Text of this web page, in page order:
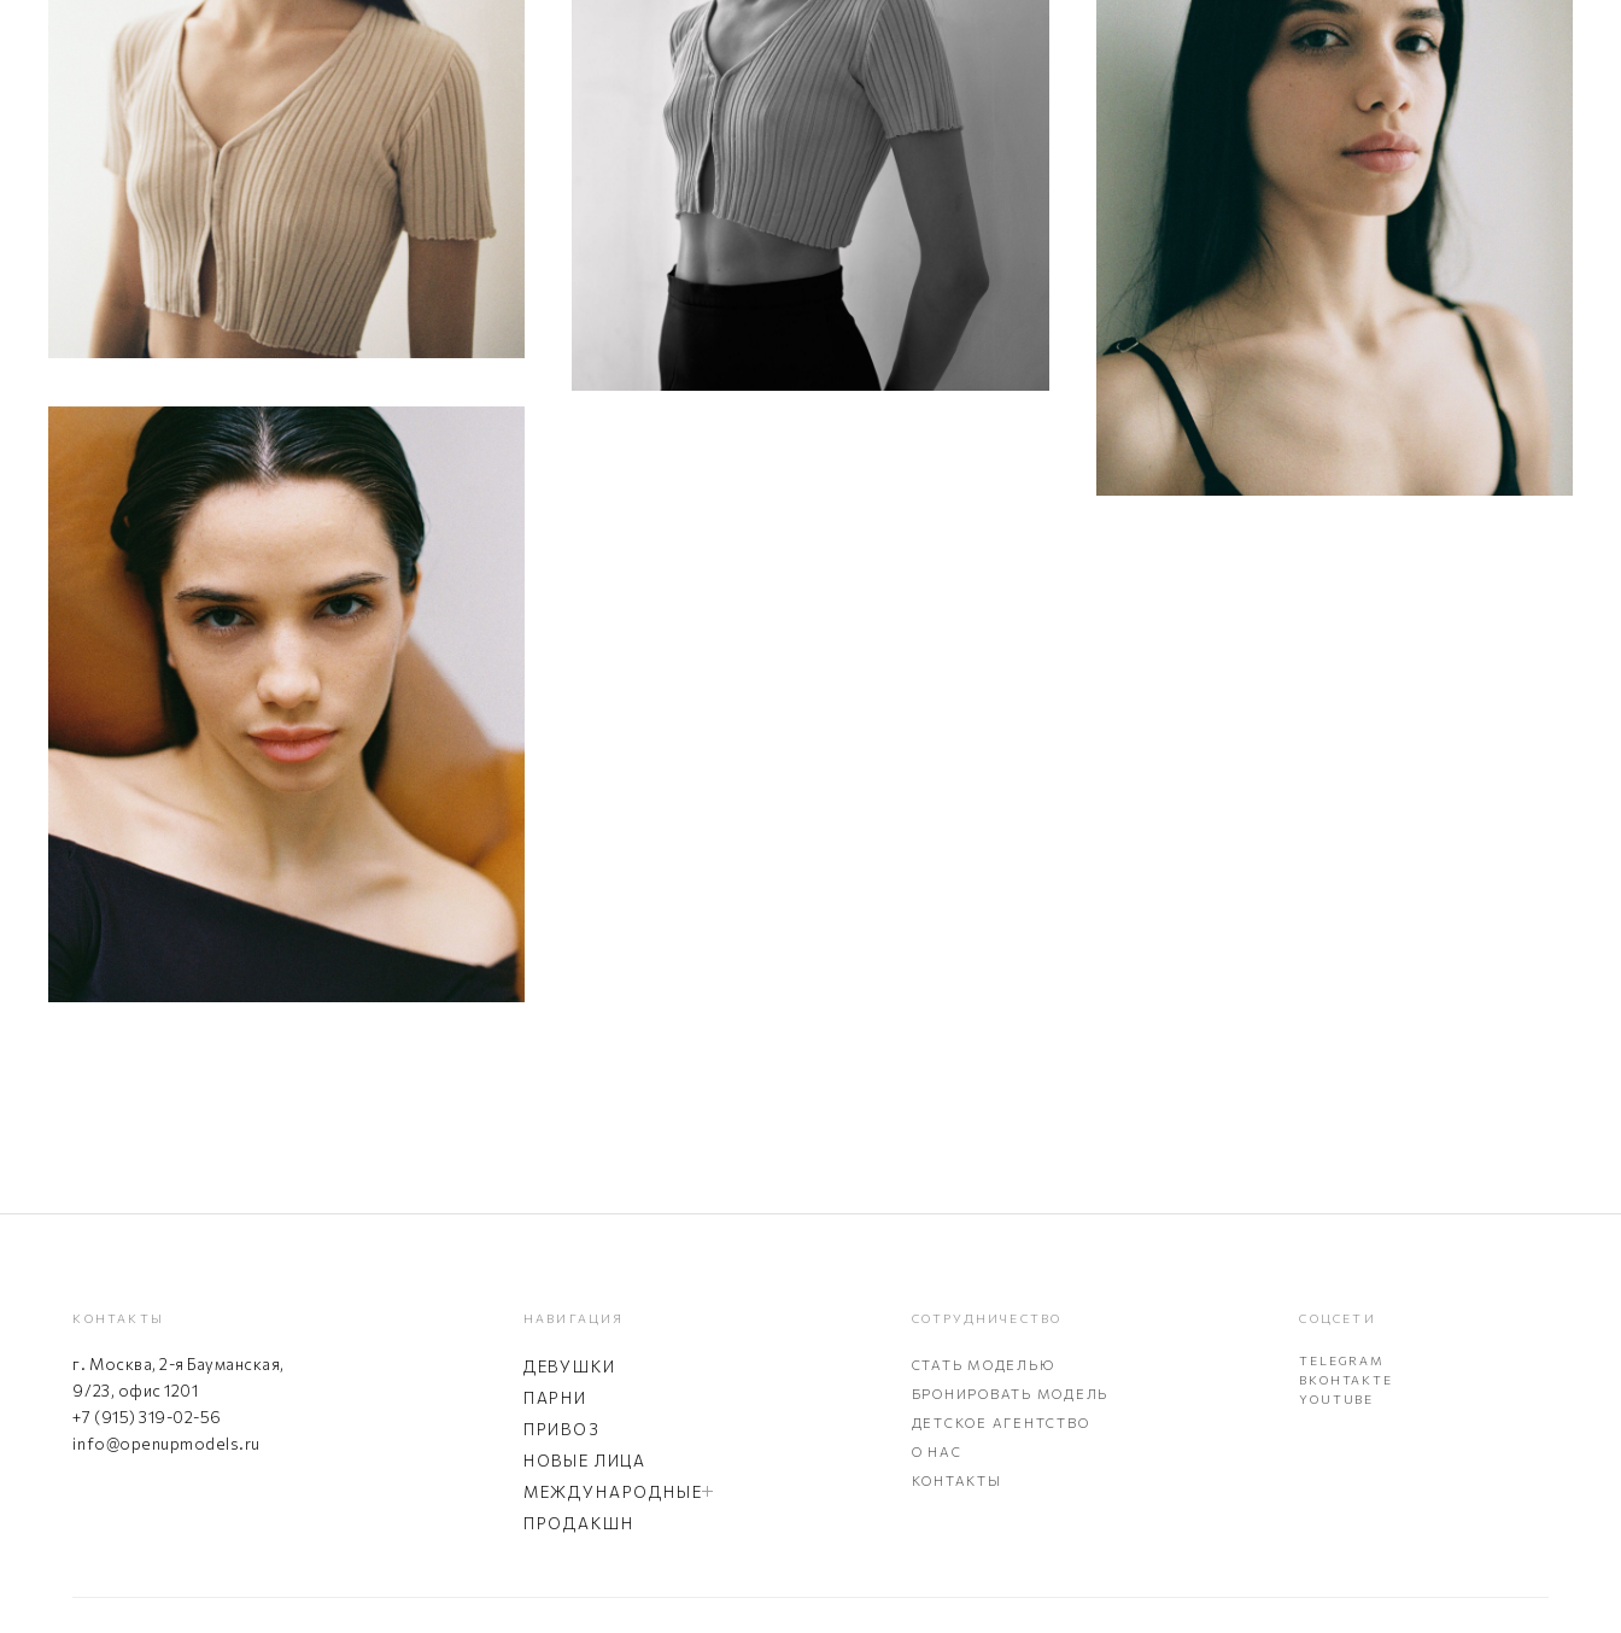
КОНТАКТЫ
г. Москва, 2-я Бауманская,
9/23, офис 1201
+7 (915) 319-02-56
info@openupmodels.ru
НАВИГАЦИЯ
ДЕВУШКИ
ПАРНИ
ПРИВОЗ
НОВЫЕ ЛИЦА
МЕЖДУНАРОДНЫЕ
ПРОДАКШН
СОТРУДНИЧЕСТВО
СТАТЬ МОДЕЛЬЮ
БРОНИРОВАТЬ МОДЕЛЬ
ДЕТСКОЕ АГЕНТСТВО
О НАС
КОНТАКТЫ
СОЦСЕТИ
TELEGRAM
ВКОНТАКТЕ
YOUTUBE